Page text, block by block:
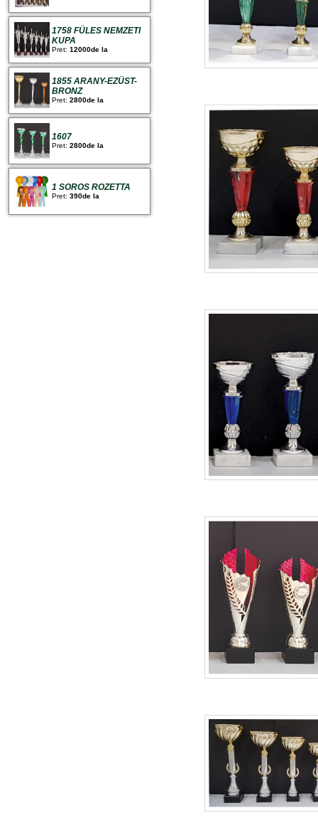
1758 FÜLES NEMZETI
KUPA
Pret: 12000de la
1855 ARANY-EZÜST-
BRONZ
Pret: 2800de la
1607
Pret: 2800de la
1 SOROS ROZETTA
Pret: 390de la